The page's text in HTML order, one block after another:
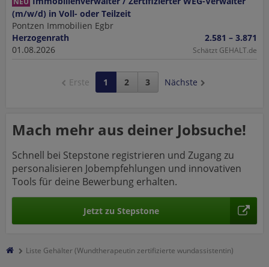
(m/w/d) in Voll- oder Teilzeit
Pontzen Immobilien Egbr
Herzogenrath
01.08.2026
2.581 – 3.871
Schätzt GEHALT.de
Erste 1 2 3 Nächste
Mach mehr aus deiner Jobsuche!
Schnell bei Stepstone registrieren und Zugang zu
personalisieren Jobempfehlungen und innovativen
Tools für deine Bewerbung erhalten.
Jetzt zu Stepstone
Liste Gehälter (Wundtherapeutin zertifizierte wundassistentin)